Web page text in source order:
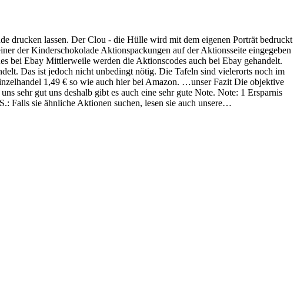
drucken lassen. Der Clou - die Hülle wird mit dem eigenen Porträt bedruckt
der Kinderschokolade Aktionspackungen auf der Aktionsseite eingegeben
bei Ebay Mittlerweile werden die Aktionscodes auch bei Ebay gehandelt.
Das ist jedoch nicht unbedingt nötig. Die Tafeln sind vielerorts noch im
1,49 € so wie auch hier bei Amazon. …unser Fazit Die objektive
sehr gut uns deshalb gibt es auch eine sehr gute Note. Note: 1 Ersparnis
Falls sie ähnliche Aktionen suchen, lesen sie auch unsere…